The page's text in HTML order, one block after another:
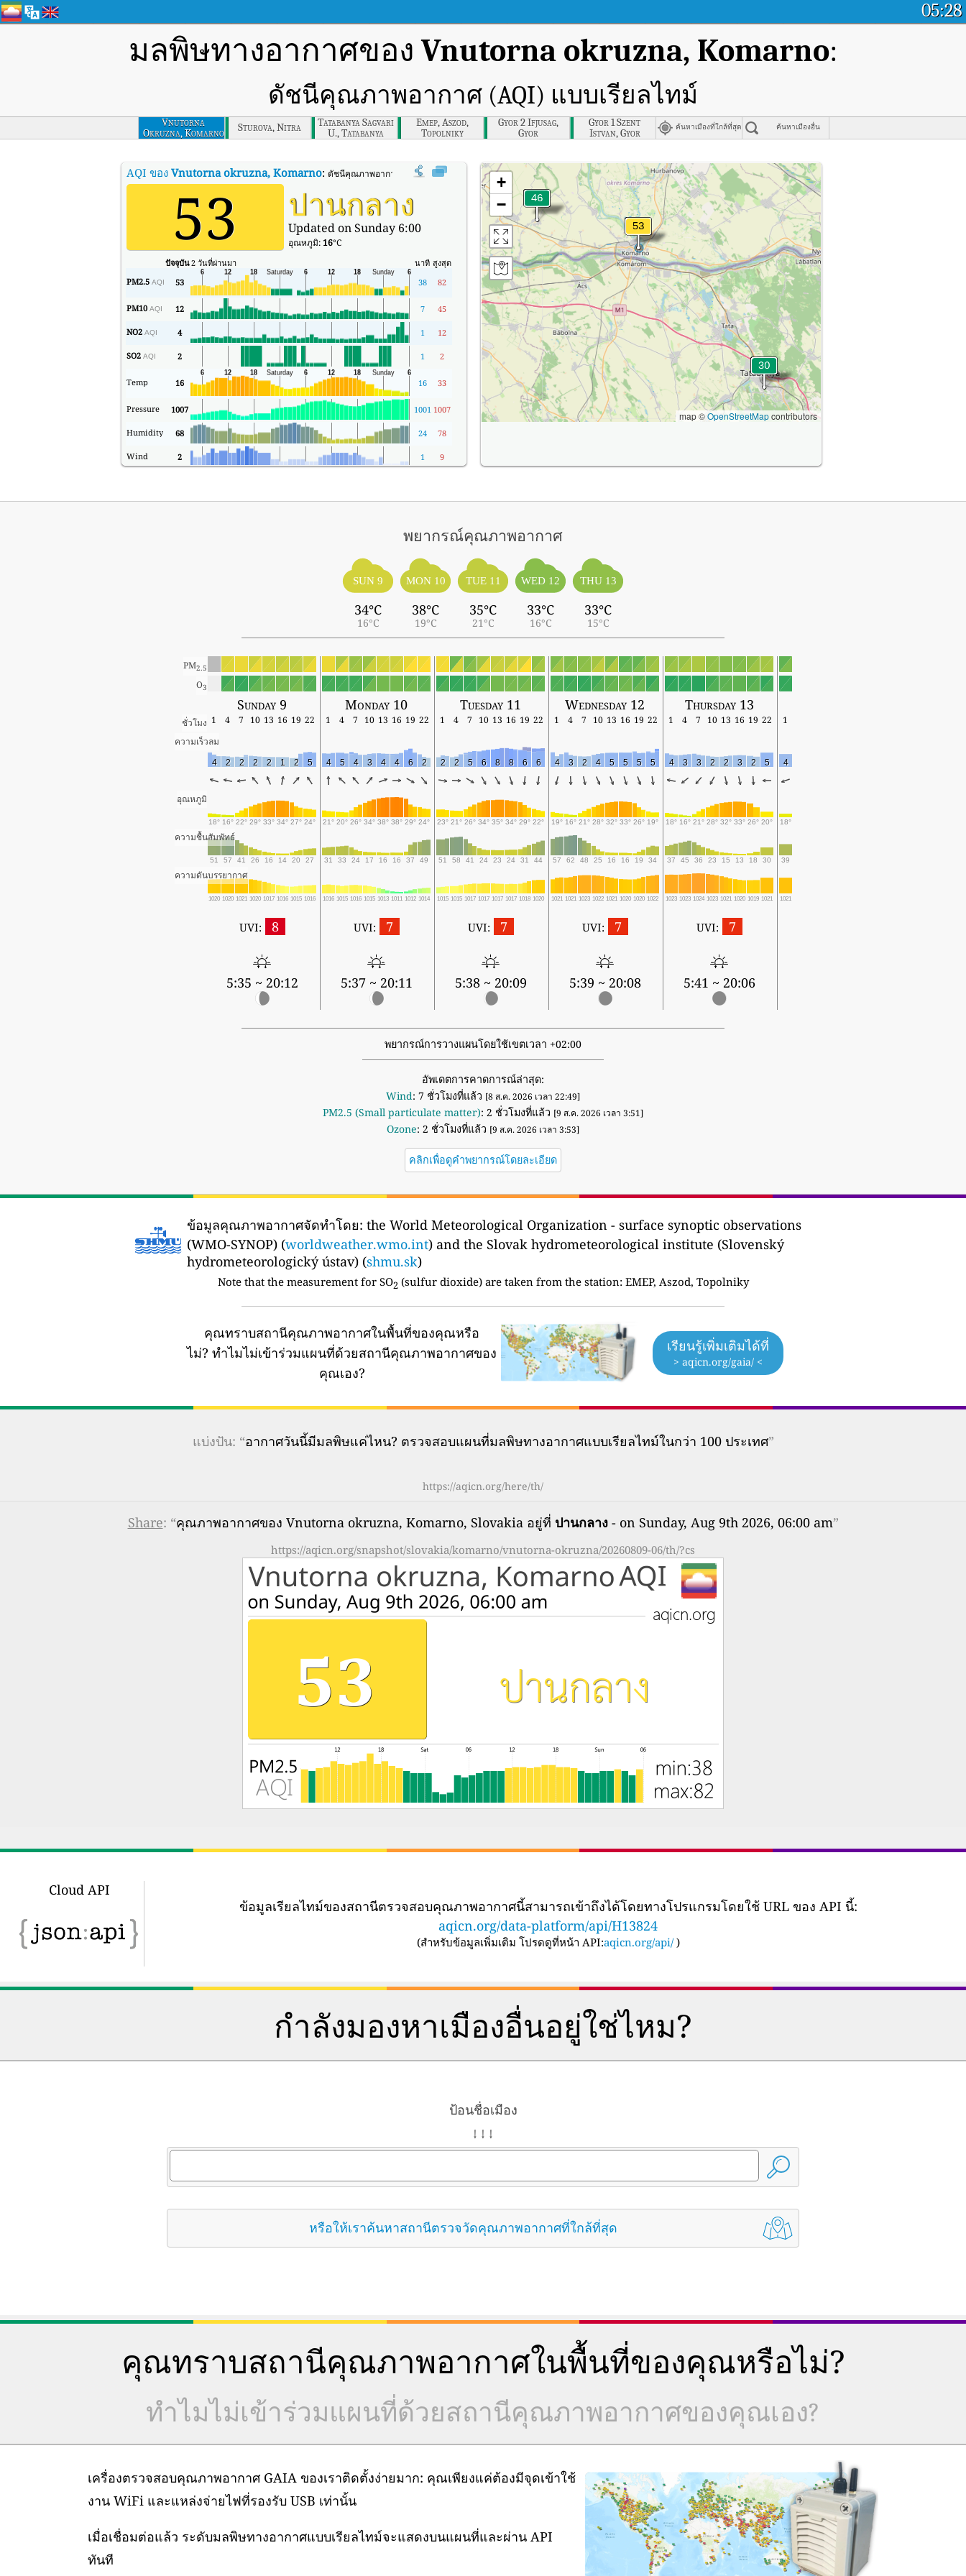
05:28
มลพิษทางอากาศของVnutorna okruzna, Komarno:
ดัชนีคุณภาพอากาศ (AQI) แบบเรียลไทม์
Vnutorna
Okruzna, Komarno
Sturova, Nitra
Tatabanya Sagvari
U., Tatabanya
Emep, Aszod,
Topolniky
Gyor 2 Ifjusag,
Gyor
Gyor 1 Szent
Istvan, Gyor
ค้นหาเมืองที่ใกล้ที่สุด ค้นหาเมืองอื่น
AQI ของ Vnutorna okruzna, Komarno: ดัชนีคุณภาพอากาศ (AQI) แบบเรียลไทม์ของ Vnutorna okruzna, Komarno
53 ปานกลาง
Updated on Sunday 6:00
อุณหภูมิ: 16°C
ปัจจุบัน2 วันที่ผ่านมา นาที สูงสุด
PM2.5 AQI 53 38 82
PM10 AQI 12 7 45
NO2 AQI 4 1 12
SO2 AQI 2 1 2
Temp 16 16 33
Pressure 1007 1001 1007
Humidity 68 24 78
Wind 2 1 9
+
−
map ©OpenStreetMapcontributors
พยากรณ์คุณภาพอากาศ
SUN 9
34°C
16°C
MON 10
38°C
19°C
TUE 11
35°C
21°C
WED 12
33°C
16°C
THU 13
33°C
15°C
PM2.5
O3
Sunday 9 Monday 10 Tuesday 11 Wednesday 12 Thursday 13
ชั่วโมง 1 4 7 10 13 16 19 22 1 4 7 10 13 16 19 22 1 4 7 10 13 16 19 22 1 4 7 10 13 16 19 22 1 4 7 10 13 16 19 22
1
ความเร็วลม
4 2 2 2 2 1 2 5 4 5 4 3 4 4 6 2 2 2 5 6 8 8 6 6 4 3 2 4 5 5 5 5 4 3 3 2 2 3 2 5 4
อุณหภูมิ
18° 16° 22° 29° 33° 34° 27° 24° 21° 20° 26° 34° 38° 38° 29° 24° 23° 21° 26° 34° 35° 34° 29° 22° 19° 16° 21° 28° 32° 33° 26° 19° 18° 16° 21° 28° 32° 33° 26° 20° 18°
ความชื้นสัมพัทธ์
51 57 41 26 16 14 20 27 31 33 24 17 16 16 37 49 51 58 41 24 23 24 31 44 57 62 48 25 16 16 19 34 37 45 36 23 15 13 18 30 39
ความดันบรรยากาศ
1020 1020 1021 1020 1017 1016 1015 1016 1016 1015 1016 1015 1013 1011 1012 1014 1015 1015 1017 1017 1017 1017 1018 1020 1021 1021 1023 1022 1021 1020 1020 1022 1023 1023 1024 1023 1021 1020 1019 1021 1021
UVI: 8
5:35 ~ 20:12
UVI: 7
5:37 ~ 20:11
UVI: 7
5:38 ~ 20:09
UVI: 7
5:39 ~ 20:08
UVI: 7
5:41 ~ 20:06
พยากรณ์การวางแผนโดยใช้เขตเวลา +02:00
อัพเดตการคาดการณ์ล่าสุด:
Wind: 7 ชั่วโมงที่แล้ว [8 ส.ค. 2026 เวลา 22:49]
PM2.5 (Small particulate matter): 2 ชั่วโมงที่แล้ว [9 ส.ค. 2026 เวลา 3:51]
Ozone: 2 ชั่วโมงที่แล้ว [9 ส.ค. 2026 เวลา 3:53]
คลิกเพื่อดูคำพยากรณ์โดยละเอียด
ข้อมูลคุณภาพอากาศจัดทำโดย: the World Meteorological Organization - surface synoptic observations
(WMO-SYNOP) (worldweather.wmo.int) and the Slovak hydrometeorological institute (Slovenský
hydrometeorologický ústav) (shmu.sk)
Note that the measurement for SO2 (sulfur dioxide) are taken from the station: EMEP, Aszod, Topolniky
คุณทราบสถานีคุณภาพอากาศในพื้นที่ของคุณหรือ
ไม่? ทำไมไม่เข้าร่วมแผนที่ด้วยสถานีคุณภาพอากาศของ
คุณเอง?
เรียนรู้เพิ่มเติมได้ที่
> aqicn.org/gaia/ <
แบ่งปัน: “อากาศวันนี้มีมลพิษแค่ไหน? ตรวจสอบแผนที่มลพิษทางอากาศแบบเรียลไทม์ในกว่า 100 ประเทศ”
https://aqicn.org/here/th/
Share: “คุณภาพอากาศของ Vnutorna okruzna, Komarno, Slovakia อยู่ที่ ปานกลาง- on Sunday, Aug 9th 2026, 06:00 am”
https://aqicn.org/snapshot/slovakia/komarno/vnutorna-okruzna/20260809-06/th/?cs
Cloud API
ข้อมูลเรียลไทม์ของสถานีตรวจสอบคุณภาพอากาศนี้สามารถเข้าถึงได้โดยทางโปรแกรมโดยใช้ URL ของ API นี้:
aqicn.org/data-platform/api/H13824
(สำหรับข้อมูลเพิ่มเติม โปรดดูที่หน้า API:aqicn.org/api/ )
กำลังมองหาเมืองอื่นอยู่ใช่ไหม?
ป้อนชื่อเมือง
↓ ↓ ↓
หรือให้เราค้นหาสถานีตรวจวัดคุณภาพอากาศที่ใกล้ที่สุด
คุณทราบสถานีคุณภาพอากาศในพื้นที่ของคุณหรือไม่?
ทำไมไม่เข้าร่วมแผนที่ด้วยสถานีคุณภาพอากาศของคุณเอง?
เครื่องตรวจสอบคุณภาพอากาศ GAIA ของเราติดตั้งง่ายมาก: คุณเพียงแค่ต้องมีจุดเข้าใช้
งาน WiFi และแหล่งจ่ายไฟที่รองรับ USB เท่านั้น
เมื่อเชื่อมต่อแล้ว ระดับมลพิษทางอากาศแบบเรียลไทม์จะแสดงบนแผนที่และผ่าน API
ทันที